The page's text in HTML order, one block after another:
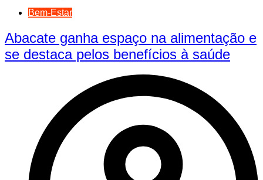
Bem-Estar
Abacate ganha espaço na alimentação e
se destaca pelos benefícios à saúde